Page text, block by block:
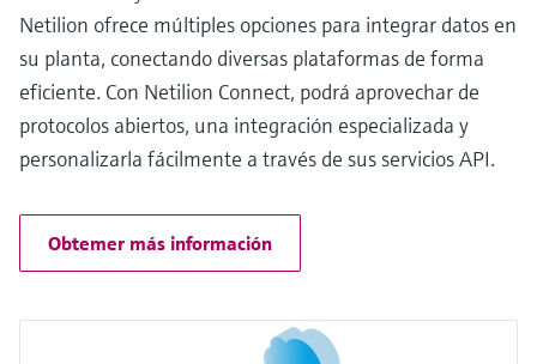
Netilion ofrece múltiples opciones para integrar datos en
su planta, conectando diversas plataformas de forma
eficiente. Con Netilion Connect, podrá aprovechar de
protocolos abiertos, una integración especializada y
personalizarla fácilmente a través de sus servicios API.
Obtemer más información